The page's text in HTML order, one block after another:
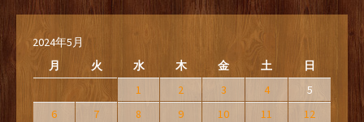
2024年5月
月
火 水 木 金 土 日
1 2 3 4
5
6
7 8 9 10 11
12